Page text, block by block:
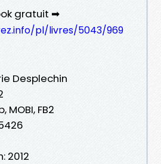
gratuit ➡
pl/livres/5043/969
Desplechin
MOBI, FB2
2012